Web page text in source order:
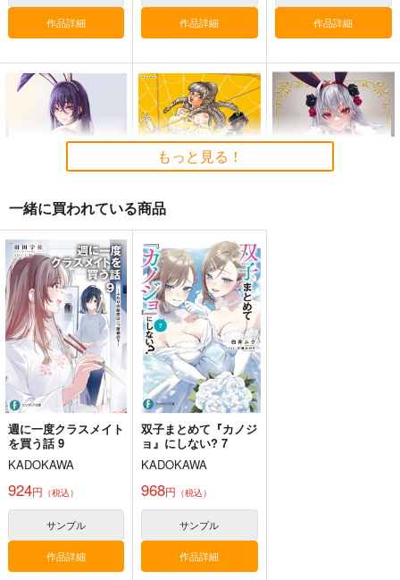
艦船の本 II
T.N.T.SHOW
（税込）
カート
紫電改343完結編2巻
須本壮一
3,080円（税込）
オリジナル
菅野直
源田実
紫電改343完結編1巻
須本壮一
3,080円（税込）
オリジナル
菅野直
陣中勤務抜粋 飯盒炊
爨の栞
辛子工房
550 円（税込）
ミリタリー
サンプル
武統の場合-中国によ
る台湾上陸戦
隅田金属ぼるじひ社
（税込）
評論・研究
サンプル
作品詳細 作品詳細 作品詳細
パープルバニーガール
タペストリー
sakiyama幕府
1,100円（税込）
パープルバニーガール
サンプル
作品詳細
全力禁グ
ウラシマモト
330円（税込）
サンプル
作品詳細
もっと見る！
一緒に買われている商品
週に一度クラスメイト
を買う話 9
KADOKAWA
924円 （税込）
サンプル
作品詳細
双子まとめて『カノジ
ョ』にしない? 7
KADOKAWA
968円 （税込）
サンプル
作品詳細